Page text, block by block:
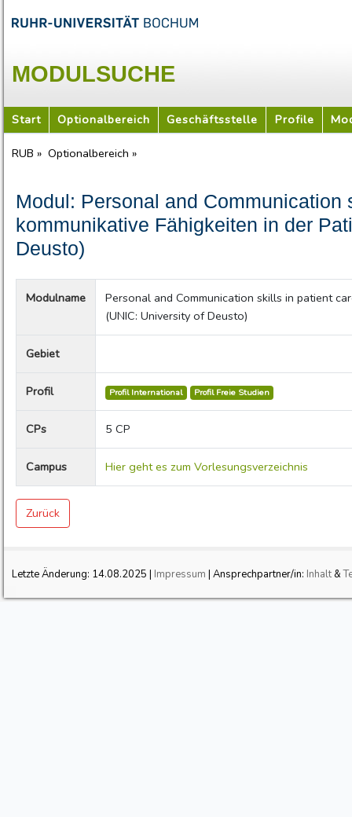
MODULSUCHE
Start Optionalbereich Geschäftsstelle Profile
RUB » Optionalbereich »
Modul: Personal and
kommunikative Fähigkeiten in der
Deusto)
Modulname
Personal and Communication skills in patient
(UNIC: University of Deusto)
Gebiet
Profil Profil International Profil Freie Studien
CPs 5 CP
Campus Hier geht es zum Vorlesungsverzeichnis
Zurück
Letzte Änderung: 14.08.2025 | Impressum | Ansprechpartner/in: Inhalt&